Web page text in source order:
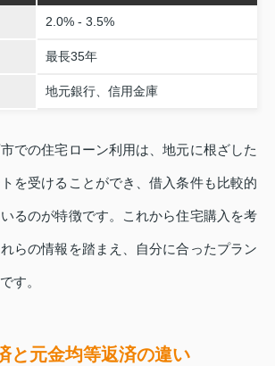
2.0% - 3.5%
最長35年
地元銀行、信用金庫
での住宅ローン利用は、地元に根ざした
を受けることができ、借入条件も比較的
るのが特徴です。これから住宅購入を考
らの情報を踏まえ、自分に合ったプラン
す。
と元金均等返済の違い